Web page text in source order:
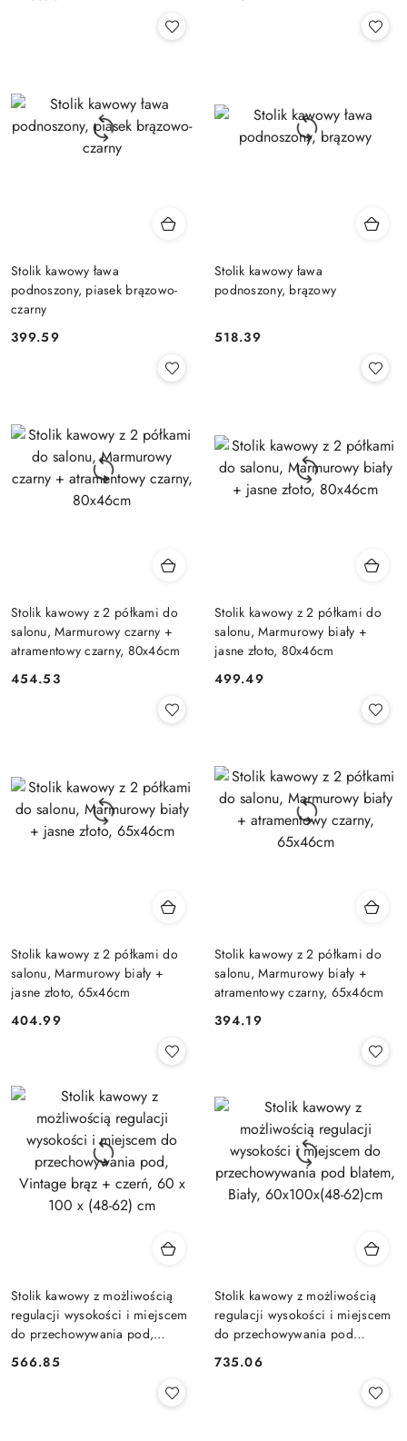
Cena: Cena:
Stolik kawowy ława
podnoszony, piasek brązowo-
czarny
Cena:
399.59
Stolik kawowy ława
podnoszony, brązowy
Cena:
518.39
Stolik kawowy z 2 półkami do
salonu, Marmurowy czarny +
atramentowy czarny, 80x46cm
Cena:
454.53
Stolik kawowy z 2 półkami do
salonu, Marmurowy biały +
jasne złoto, 80x46cm
Cena:
499.49
Stolik kawowy z 2 półkami do
salonu, Marmurowy biały +
jasne złoto, 65x46cm
Cena:
404.99
Stolik kawowy z 2 półkami do
salonu, Marmurowy biały +
atramentowy czarny, 65x46cm
Cena:
394.19
Stolik kawowy z możliwością
regulacji wysokości i miejscem
do przechowywania pod,
x (48-62) cm
Cena:
566.85
Stolik kawowy z możliwością
regulacji wysokości i miejscem
do przechowywania pod
62)cm
Cena:
735.06